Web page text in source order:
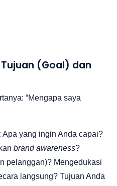
(Goal) dan
“Mengapa saya
Apa yang ingin Anda capai?
brand awareness?
pelanggan)? Mengedukasi
langsung? Tujuan Anda